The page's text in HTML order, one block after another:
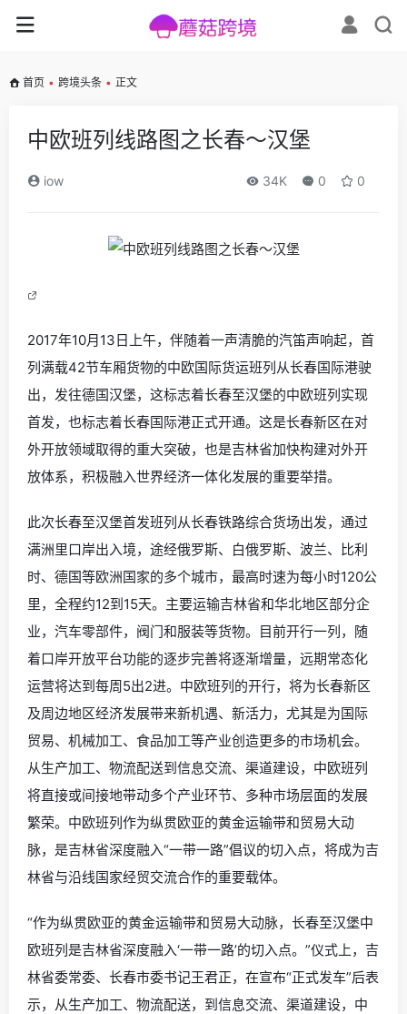
首页 • 跨境头条 • 正文
中欧班列线路图之长春～汉堡
iow 34K 0 0
2017年10月13日上午，伴随着一声清脆的汽笛声响起，首
列满载42节车厢货物的中欧国际货运班列从长春国际港驶
出，发往德国汉堡，这标志着长春至汉堡的中欧班列实现
首发，也标志着长春国际港正式开通。这是长春新区在对
外开放领域取得的重大突破，也是吉林省加快构建对外开
放体系，积极融入世界经济一体化发展的重要举措。
此次长春至汉堡首发班列从长春铁路综合货场出发，通过
满洲里口岸出入境，途经俄罗斯、白俄罗斯、波兰、比利
时、德国等欧洲国家的多个城市，最高时速为每小时120公
里，全程约12到15天。主要运输吉林省和华北地区部分企
业，汽车零部件，阀门和服装等货物。目前开行一列，随
着口岸开放平台功能的逐步完善将逐渐增量，远期常态化
运营将达到每周5出2进。中欧班列的开行，将为长春新区
及周边地区经济发展带来新机遇、新活力，尤其是为国际
贸易、机械加工、食品加工等产业创造更多的市场机会。
从生产加工、物流配送到信息交流、渠道建设，中欧班列
将直接或间接地带动多个产业环节、多种市场层面的发展
繁荣。中欧班列作为纵贯欧亚的黄金运输带和贸易大动
脉，是吉林省深度融入“一带一路”倡议的切入点，将成为吉
林省与沿线国家经贸交流合作的重要载体。
“作为纵贯欧亚的黄金运输带和贸易大动脉，长春至汉堡中
欧班列是吉林省深度融入‘一带一路’的切入点。”仪式上，吉
林省委常委、长春市委书记王君正，在宣布“正式发车”后表
示，从生产加工、物流配送，到信息交流、渠道建设，中